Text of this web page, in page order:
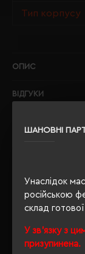
ШАНОВНІ
Унаслідок
російською
склад
У зв'язку з
призупинена.
Тип корпусу
ОПИС
ВІДГУКИ